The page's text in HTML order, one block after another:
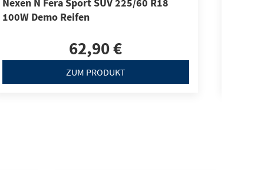
Nexen N Fera Sport SUV 225/60 R18
100W Demo Reifen
62,90 €
ZUM PRODUKT